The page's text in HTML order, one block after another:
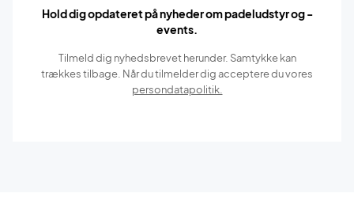
Hold dig opdateret på nyheder om padeludstyr og -
events.
Tilmeld dig nyhedsbrevet herunder. Samtykke kan
trækkes tilbage. Når du tilmelder dig acceptere du vores
persondatapolitik.